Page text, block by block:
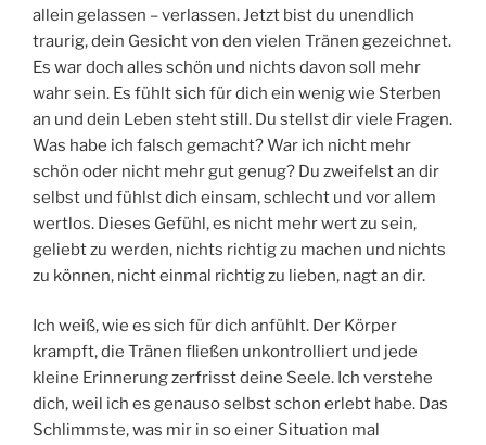
allein gelassen – verlassen. Jetzt bist du unendlich
traurig, dein Gesicht von den vielen Tränen gezeichnet.
Es war doch alles schön und nichts davon soll mehr
wahr sein. Es fühlt sich für dich ein wenig wie Sterben
an und dein Leben steht still. Du stellst dir viele Fragen.
Was habe ich falsch gemacht? War ich nicht mehr
schön oder nicht mehr gut genug? Du zweifelst an dir
selbst und fühlst dich einsam, schlecht und vor allem
wertlos. Dieses Gefühl, es nicht mehr wert zu sein,
geliebt zu werden, nichts richtig zu machen und nichts
zu können, nicht einmal richtig zu lieben, nagt an dir.
Ich weiß, wie es sich für dich anfühlt. Der Körper
krampft, die Tränen fließen unkontrolliert und jede
kleine Erinnerung zerfrisst deine Seele. Ich verstehe
dich, weil ich es genauso selbst schon erlebt habe. Das
Schlimmste, was mir in so einer Situation mal